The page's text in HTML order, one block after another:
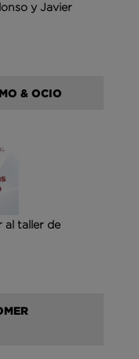
y Javier
& OCIO
al taller de